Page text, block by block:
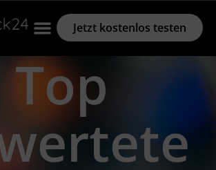
Jetzt kostenlos testen
Top